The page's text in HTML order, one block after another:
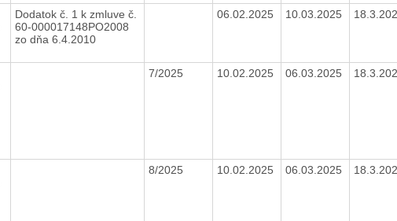
Dodatok č. 1 k zmluve č.
60-000017148PO2008
zo dňa 6.4.2010
06.02.2025 10.03.2025
7/2025 10.02.2025 06.03.2025
8/2025 10.02.2025 06.03.2025